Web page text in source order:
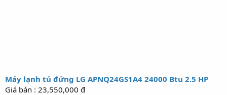
Máy lạnh tủ đứng LG APNQ24GS1A4 24000 Btu 2.5 HP
Giá bán : 23,550,000 đ